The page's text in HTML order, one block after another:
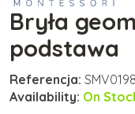
Bryła
podstawa
Referencja:
Availability: On